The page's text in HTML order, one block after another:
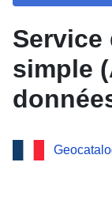
Service
simple
l'aléa
des